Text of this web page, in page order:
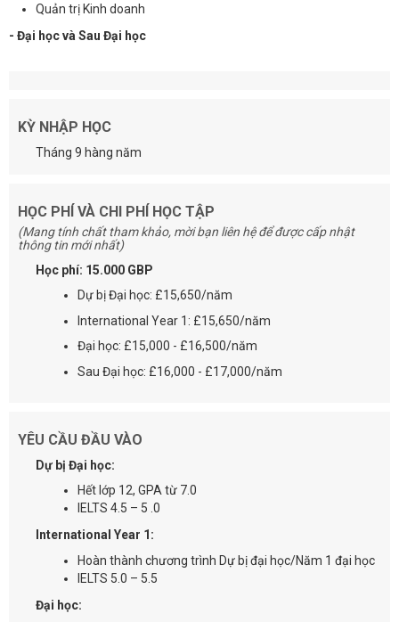
Quản trị Kinh doanh
- Đại học và Sau Đại học
KỲ NHẬP HỌC
Tháng 9 hàng năm
HỌC PHÍ VÀ CHI PHÍ HỌC TẬP
(Mang tính chất tham khảo, mời bạn liên hệ để được cấp nhật
thông tin mới nhất)
Học phí: 15.000 GBP
Dự bị Đại học: £15,650/năm
International Year 1: £15,650/năm
Đại học: £15,000 - £16,500/năm
Sau Đại học: £16,000 - £17,000/năm
YÊU CẦU ĐẦU VÀO
Dự bị Đại học:
Hết lớp 12, GPA từ 7.0
IELTS 4.5 – 5 .0
International Year 1:
Hoàn thành chương trình Dự bị đại học/Năm 1 đại học
IELTS 5.0 – 5.5
Đại học: